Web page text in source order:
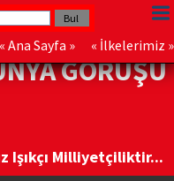
« Ana Sayfa » « İlkelerimiz »
GÖRÜŞÜ
Işıkçı Milliyetçiliktir...